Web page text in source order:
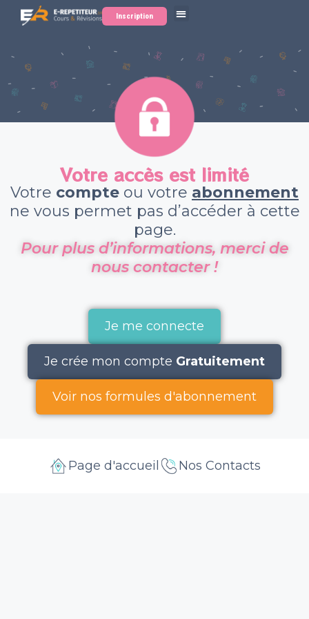
Inscription
Votre accès est limité
Votre compte ou votre abonnement
ne vous permet pas d’accéder à cette
page.
Pour plus d’informations, merci de
nous contacter !
Je me connecte
Je crée mon compte Gratuitement
Voir nos formules d'abonnement
Page d'accueil Nos Contacts